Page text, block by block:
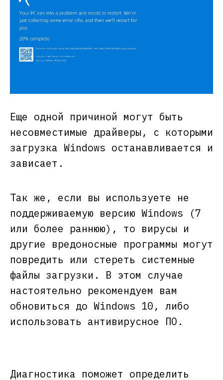
Еще одной причиной могут быть
несовместимые драйверы, с которыми
загрузка Windows останавливается и
зависает.
Так же, если вы используете не
поддерживаемую версию Windows (7
или более раннюю), то вирусы и
другие вредоносные программы могут
повредить или стереть системные
файлы загрузки. В этом случае
настоятельно рекомендуем вам
обновиться до Windows 10, либо
использовать антивирусное ПО.
Диагностика поможет определить